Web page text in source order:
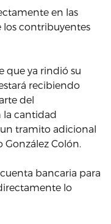
en las
los contribuyentes
que ya rindió su
recibiendo
del
la cantidad
tramito adicional
González Colón.
bancaria para
lo